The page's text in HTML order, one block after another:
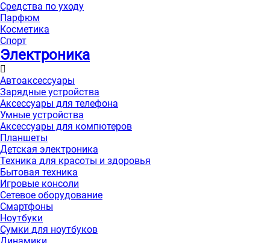
Средства по уходу
Парфюм
Косметика
Спорт
Электроника
Автоаксессуары
Зарядные устройства
Аксессуары для телефона
Умные устройства
Аксессуары для компютеров
Планшеты
Детская электроника
Техника для красоты и здоровья
Бытовая техника
Игровые консоли
Сетевое оборудование
Смартфоны
Ноутбуки
Сумки для ноутбуков